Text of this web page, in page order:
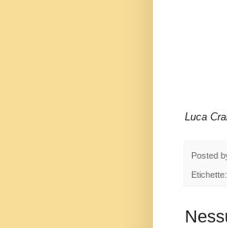
Luca
Posted
Etichette: